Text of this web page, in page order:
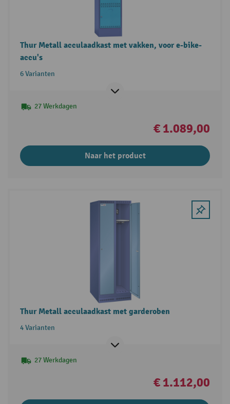
Thur Metall acculaadkast met vakken, voor e-bike-
accu's
6 Varianten
27 Werkdagen
€ 1.089,00
Naar het product
Thur Metall acculaadkast met garderoben
4 Varianten
27 Werkdagen
€ 1.112,00